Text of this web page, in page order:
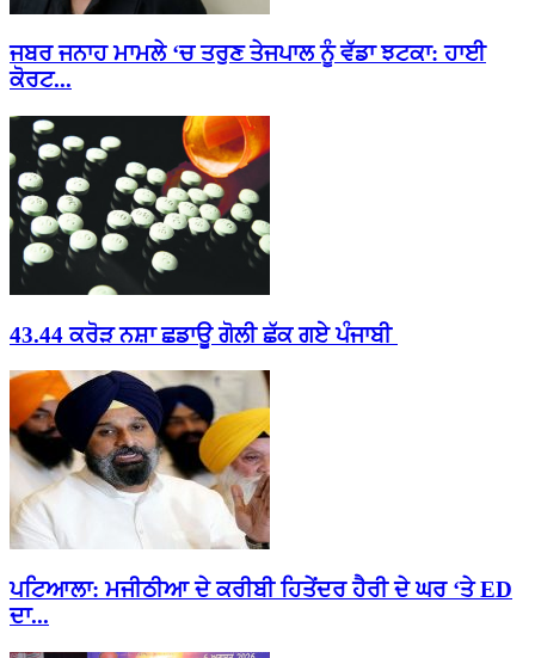
ਜਬਰ ਜਨਾਹ ਮਾਮਲੇ ‘ਚ ਤਰੁਣ ਤੇਜਪਾਲ ਨੂੰ ਵੱਡਾ ਝਟਕਾ: ਹਾਈ
ਕੋਰਟ...
43.44 ਕਰੋੜ ਨਸ਼ਾ ਛਡਾਊ ਗੋਲੀ ਛੱਕ ਗਏ ਪੰਜਾਬੀ
ਪਟਿਆਲਾ: ਮਜੀਠੀਆ ਦੇ ਕਰੀਬੀ ਹਿਤੇਂਦਰ ਹੈਰੀ ਦੇ ਘਰ ‘ਤੇ ED
ਦਾ...